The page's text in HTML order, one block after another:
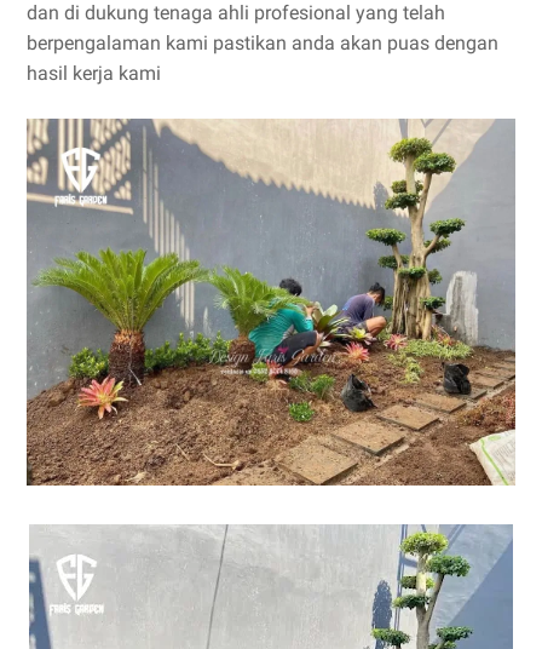
dan di dukung tenaga ahli profesional yang telah
berpengalaman kami pastikan anda akan puas dengan
hasil kerja kami